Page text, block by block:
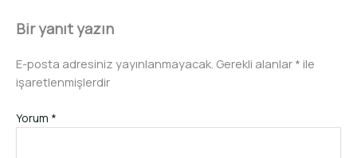
Bir yanıt yazın
E-posta adresiniz yayınlanmayacak. Gerekli alanlar * ile
işaretlenmişlerdir
Yorum *